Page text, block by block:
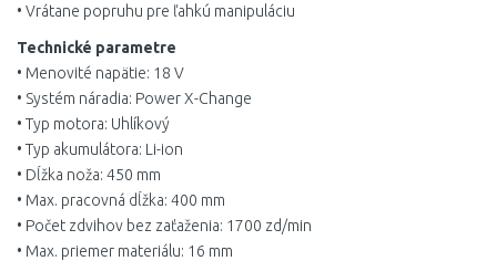
• Vrátane popruhu pre ľahkú manipuláciu
Technické parametre
• Menovité napätie: 18 V
• Systém náradia: Power X-Change
• Typ motora: Uhlíkový
• Typ akumulátora: Li-ion
• Dĺžka noža: 450 mm
• Max. pracovná dĺžka: 400 mm
• Počet zdvihov bez zaťaženia: 1700 zd/min
• Max. priemer materiálu: 16 mm